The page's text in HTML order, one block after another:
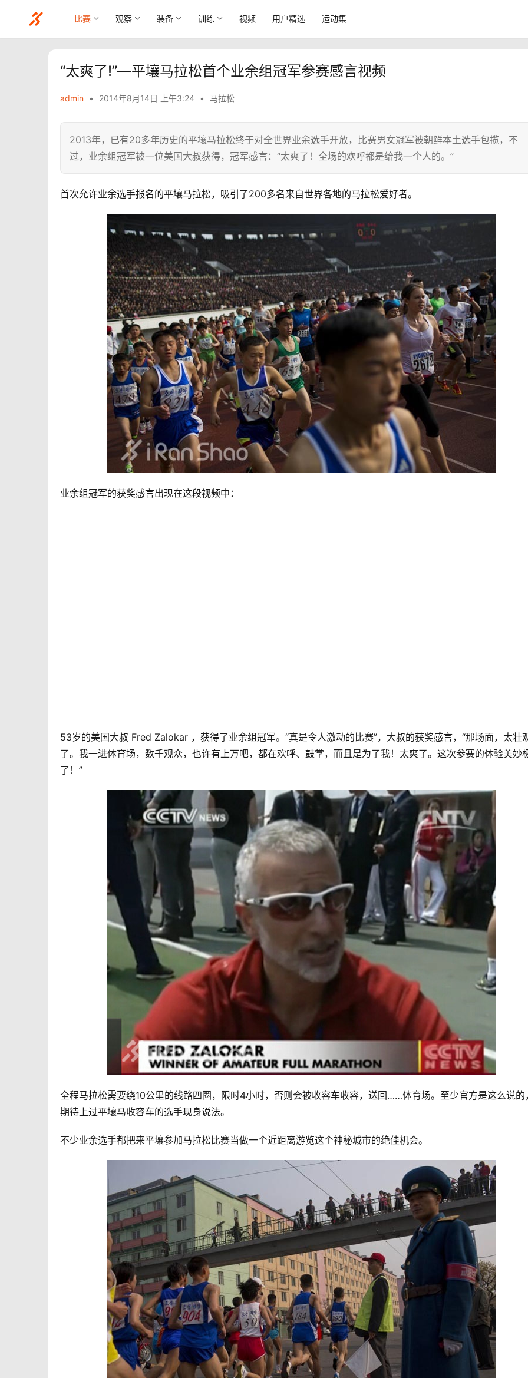
比赛 观察 装备 训练 视频 用户精选 运动集
“太爽了!”—平壤马拉松首个业余组冠军参赛感言视频
admin • 2014年8月14日 上午3:24 • 马拉松
2013年，已有20多年历史的平壤马拉松终于对全世界业余选手开放，比赛男女冠军被朝鲜本土选手包揽，不
过，业余组冠军被一位美国大叔获得，冠军感言：“太爽了！全场的欢呼都是给我一个人的。”
首次允许业余选手报名的平壤马拉松，吸引了200多名来自世界各地的马拉松爱好者。
业余组冠军的获奖感言出现在这段视频中：
53岁的美国大叔 Fred Zalokar ，获得了业余组冠军。“真是令人激动的比赛”，大叔的获奖感言，“那场面，太壮
了。我一进体育场，数千观众，也许有上万吧，都在欢呼、鼓掌，而且是为了我！太爽了。这次参赛的体验美妙
了！”
全程马拉松需要绕10公里的线路四圈，限时4小时，否则会被收容车收容，送回……体育场。至少官方是这么说的
期待上过平壤马收容车的选手现身说法。
不少业余选手都把来平壤参加马拉松比赛当做一个近距离游览这个神秘城市的绝佳机会。